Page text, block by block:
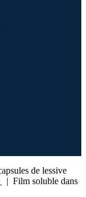
| Film soluble dans